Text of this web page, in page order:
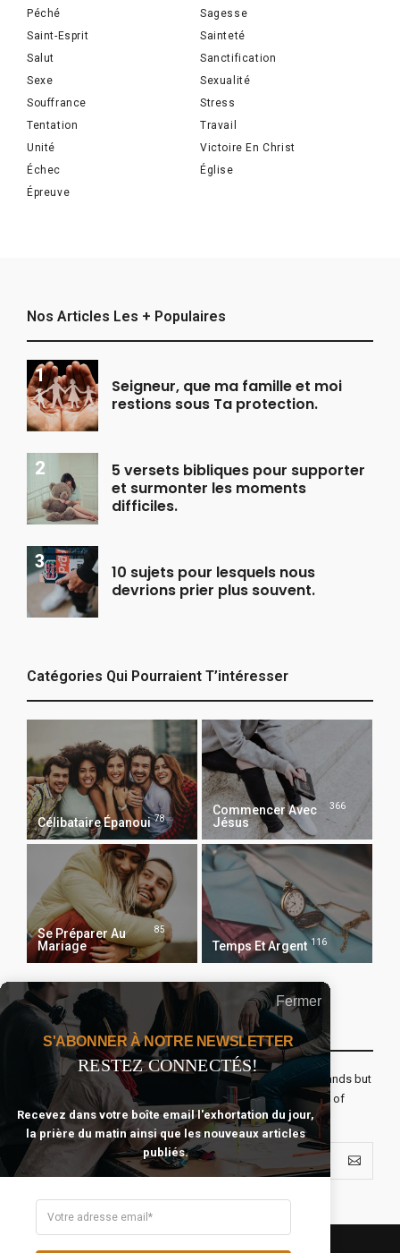
Péché
Sagesse
Saint-Esprit
Sainteté
Salut
Sanctification
Sexe
Sexualité
Souffrance
Stress
Tentation
Travail
Unité
Victoire En Christ
Échec
Église
Épreuve
Nos Articles Les + Populaires
Seigneur, que ma famille et moi
restions sous Ta protection.
5 versets bibliques pour supporter
et surmonter les moments
difficiles.
10 sujets pour lesquels nous
devrions prier plus souvent.
Catégories Qui Pourraient T’intéresser
Célibataire Épanoui 78
Commencer Avec
Jésus
366
Se Préparer Au
Mariage
85
Temps Et Argent 116
Recevoir Notre Newsletter Chaque Matin
The real voyage of discovery consists not in seeking new lands but
seeing with new eyes. All journeys have secret destinations of
which the traveler is unaware.
Fermer
S'ABONNER À NOTRE NEWSLETTER
RESTEZ CONNECTÉS!
Recevez dans votre boîte email l'exhortation du jour,
la prière du matin ainsi que les nouveaux articles
publiés.